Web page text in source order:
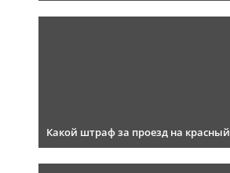
Какой штраф за проезд на красный